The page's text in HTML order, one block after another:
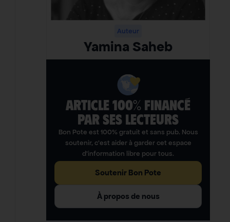
Auteur
Yamina Saheb
ARTICLE 100% FINANCÉ
PAR SES LECTEURS​
Bon Pote est 100% gratuit et sans pub. Nous
soutenir, c’est aider à garder cet espace
d’information libre pour tous.
Soutenir Bon Pote
À propos de nous